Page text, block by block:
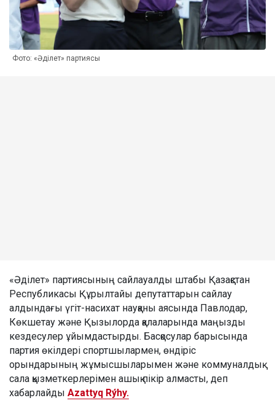
Фото: «Әділет» партиясы
«Әділет» партиясының сайлауалды штабы Қазақстан
Республикасы Құрылтайы депутаттарын сайлау
алдындағы үгіт-насихат науқаны аясында Павлодар,
Көкшетау және Қызылорда қалаларында маңызды
кездесулер ұйымдастырды. Басқосулар барысында
партия өкілдері спортшылармен, өндіріс
орындарының жұмысшыларымен және коммуналдық
сала қызметкерлерімен ашық пікір алмасты, деп
хабарлайды Azattyq Rýhy.